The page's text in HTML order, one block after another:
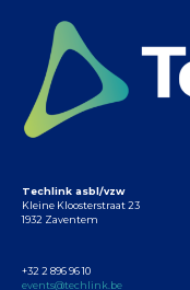
Techlink asbl/vzw
Kleine Kloosterstraat 23
1932 Zaventem
+32 2 896 96 10
events@techlink.be